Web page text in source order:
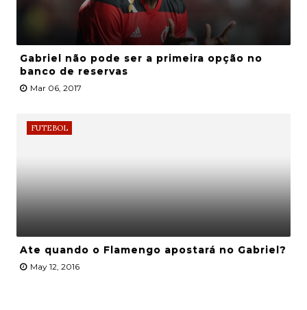
Gabriel não pode ser a primeira opção no
banco de reservas
Mar 06, 2017
FUTEBOL
Ate quando o Flamengo apostará no Gabriel?
May 12, 2016